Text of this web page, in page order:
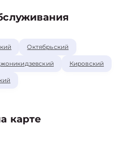
Октябрьский
Кировский
карте